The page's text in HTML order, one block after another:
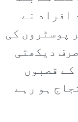
افراد نے
پوسٹروں کی
دیکھتی
قصبوں
ہو رہے